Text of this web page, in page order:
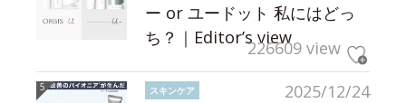
ー or ユードット 私にはどっ
ち？｜Editor’s view226609 view
2025/12/24
スキンケア